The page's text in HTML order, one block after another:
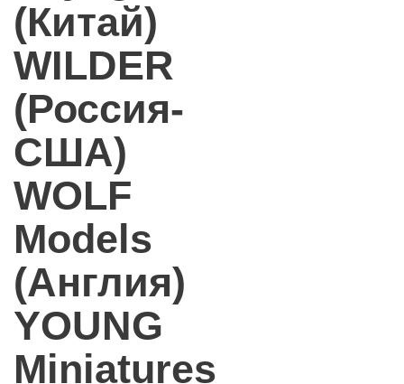
(Китай)
WILDER
(Россия-
США)
WOLF
Models
(Англия)
YOUNG
Miniatures